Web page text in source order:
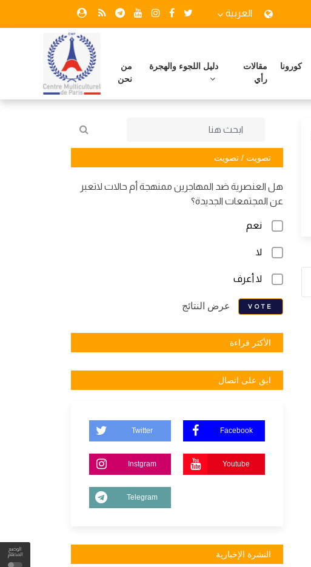
الوضع
المظلم
العربية
كورونا
مقالات
رأي
دليل اللجوء والهجرة
من
نحن
تصويت / تصويت
هل العنصرية ضد المهاجرين ممنهجة أم حالات لاتعبر
عن المجتمعات الجديدة؟
نعم
لا
لا أعرف
VOTE عرض النتائج
الأكثر قراءة
ابق على اتصال
Twitter Facebook
Instgram Youtube
Telegram
النشرة الإخبارية